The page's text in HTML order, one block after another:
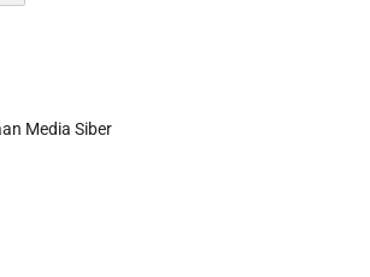
Media Siber